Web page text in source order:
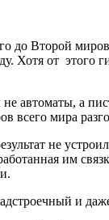
до Второй
от этого
автоматы, а
мира
не
им
и